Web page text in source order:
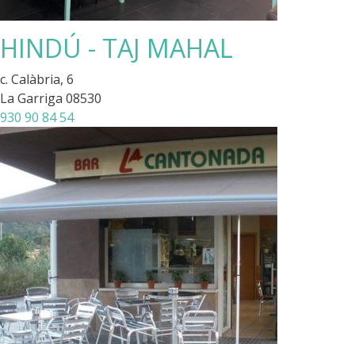
HINDÚ - TAJ MAHAL
c. Calàbria, 6
La Garriga 08530
930 90 84 54